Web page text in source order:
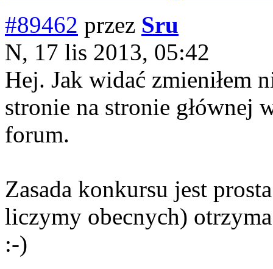
#89462 przez Sru
N, 17 lis 2013, 05:42
Hej. Jak widać zmieniłem
stronie na stronie głównej
forum.
Zasada konkursu jest
liczymy obecnych)
:-)